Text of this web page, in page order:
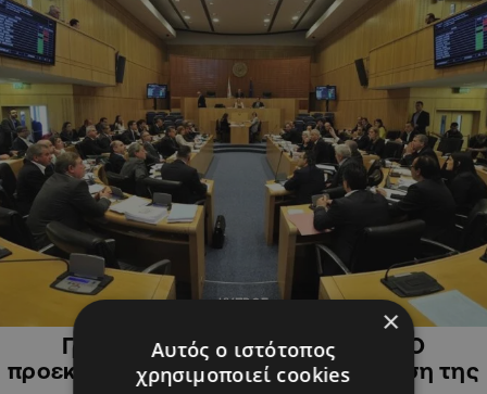
ΚΥΠΡΟΣ
Γρίβας, ακρίβεια και διαφθορά: Ο
προεκλογικός παλμός στη συνεδρίαση της
×
Αυτός ο ιστότοπος
χρησιμοποιεί cookies